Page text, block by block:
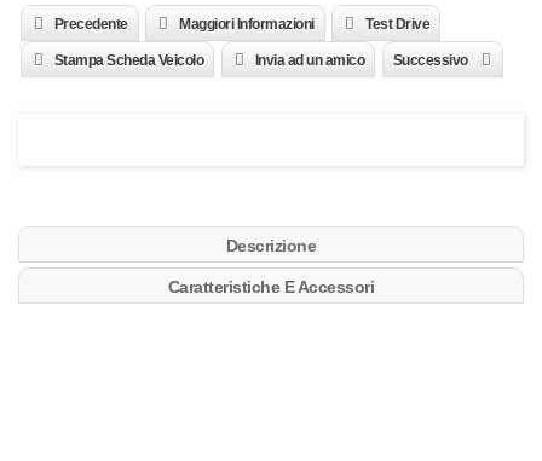
Precedente Maggiori Informazioni Test Drive
Stampa Scheda Veicolo Invia ad un amico Successivo
Descrizione
Caratteristiche E Accessori